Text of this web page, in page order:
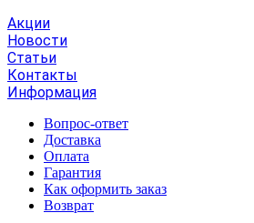
Акции
Новости
Статьи
Контакты
Информация
Вопрос-ответ
Доставка
Оплата
Гарантия
Как оформить заказ
Возврат